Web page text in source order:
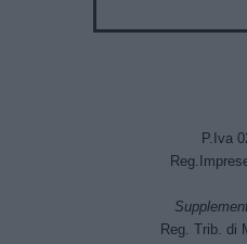
P.Iva
Reg. Trib. di